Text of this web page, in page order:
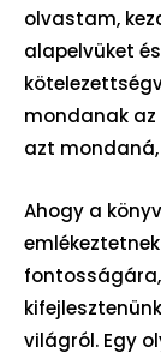
olvastam,
alapelvüket
mondanak az
azt
Ahogy a
világról. Egy